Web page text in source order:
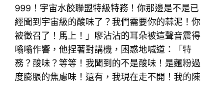
999！宇宙水餃聯盟特級特務！你那邊是不是已
經聞到宇宙級的酸味了？我們需要你的蒜泥！你
被徵召了！馬上！」廖沾沾的耳朵被這聲音震得
嗡嗡作響，他捏著對講機，困惑地喊道：「特
務？酸味？等等！我聞到的不是酸味！是麵粉過
度膨脹的焦慮味！還有，我現在走不開！我的陳